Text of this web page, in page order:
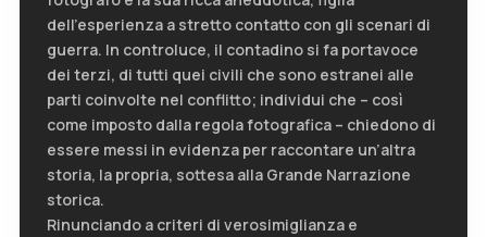
dell’esperienza a stretto contatto con gli scenari di
guerra. In controluce, il contadino si fa portavoce
dei terzi, di tutti quei civili che sono estranei alle
parti coinvolte nel conflitto; individui che – così
come imposto dalla regola fotografica – chiedono di
essere messi in evidenza per raccontare un’altra
storia, la propria, sottesa alla Grande Narrazione
storica.
Rinunciando a criteri di verosimiglianza e